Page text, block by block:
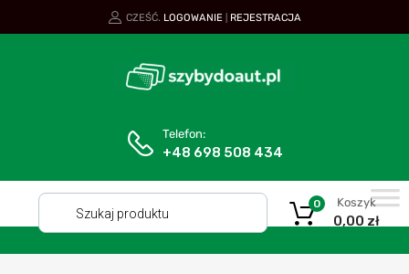
CZEŚĆ. LOGOWANIE REJESTRACJA
Telefon:
+48 698 508 434
Koszyk
0,00 zł
0